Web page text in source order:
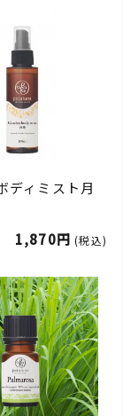
ディミスト月
1,870円 (税込)